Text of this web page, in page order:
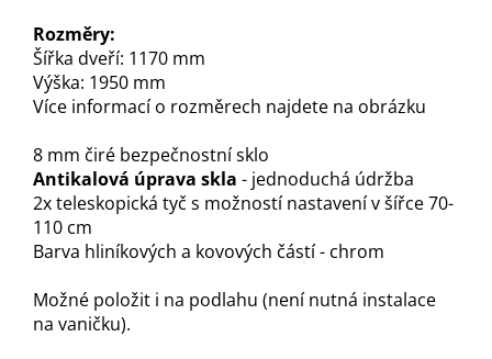
Rozměry:
Šířka dveří: 1170 mm
Výška: 1950 mm
Více informací o rozměrech najdete na obrázku
8 mm čiré bezpečnostní sklo
Antikalová úprava skla - jednoduchá údržba
2x teleskopická tyč s možností nastavení v šířce 70-
110 cm
Barva hliníkových a kovových částí - chrom
Možné položit i na podlahu (není nutná instalace
na vaničku).